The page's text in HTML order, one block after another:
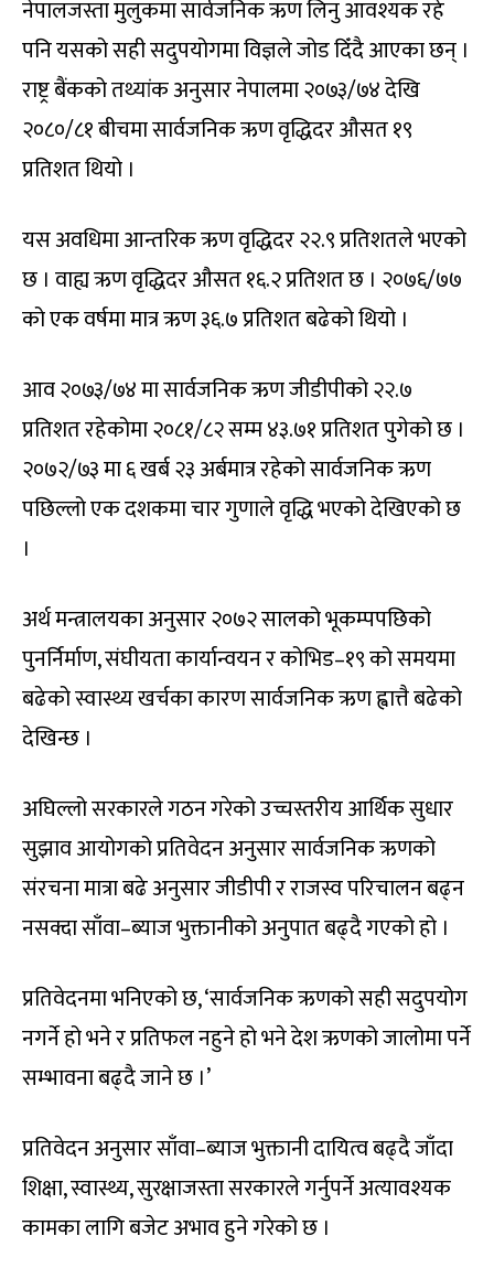
नेपालजस्ता मुलुकमा सार्वजनिक ऋण लिनु आवश्यक रहे
पनि यसको सही सदुपयोगमा विज्ञले जोड दिँदै आएका छन् ।
राष्ट्र बैंकको तथ्यांक अनुसार नेपालमा २०७३/७४ देखि
२०८०/८१ बीचमा सार्वजनिक ऋण वृद्धिदर औसत १९
प्रतिशत थियो ।
यस अवधिमा आन्तरिक ऋण वृद्धिदर २२.९ प्रतिशतले भएको
छ । वाह्य ऋण वृद्धिदर औसत १६.२ प्रतिशत छ । २०७६/७७
को एक वर्षमा मात्र ऋण ३६.७ प्रतिशत बढेको थियो ।
आव २०७३/७४ मा सार्वजनिक ऋण जीडीपीको २२.७
प्रतिशत रहेकोमा २०८१/८२ सम्म ४३.७१ प्रतिशत पुगेको छ ।
२०७२/७३ मा ६ खर्ब २३ अर्बमात्र रहेको सार्वजनिक ऋण
पछिल्लो एक दशकमा चार गुणाले वृद्धि भएको देखिएको छ
।
अर्थ मन्त्रालयका अनुसार २०७२ सालको भूकम्पपछिको
पुनर्निर्माण, संघीयता कार्यान्वयन र कोभिड–१९ को समयमा
बढेको स्वास्थ्य खर्चका कारण सार्वजनिक ऋण ह्वात्तै बढेको
देखिन्छ ।
अघिल्लो सरकारले गठन गरेको उच्चस्तरीय आर्थिक सुधार
सुझाव आयोगको प्रतिवेदन अनुसार सार्वजनिक ऋणको
संरचना मात्रा बढे अनुसार जीडीपी र राजस्व परिचालन बढ्न
नसक्दा साँवा–ब्याज भुक्तानीको अनुपात बढ्दै गएको हो ।
प्रतिवेदनमा भनिएको छ, ‘सार्वजनिक ऋणको सही सदुपयोग
नगर्ने हो भने र प्रतिफल नहुने हो भने देश ऋणको जालोमा पर्ने
सम्भावना बढ्दै जाने छ ।’
प्रतिवेदन अनुसार साँवा–ब्याज भुक्तानी दायित्व बढ्दै जाँदा
शिक्षा, स्वास्थ्य, सुरक्षाजस्ता सरकारले गर्नुपर्ने अत्यावश्यक
कामका लागि बजेट अभाव हुने गरेको छ ।